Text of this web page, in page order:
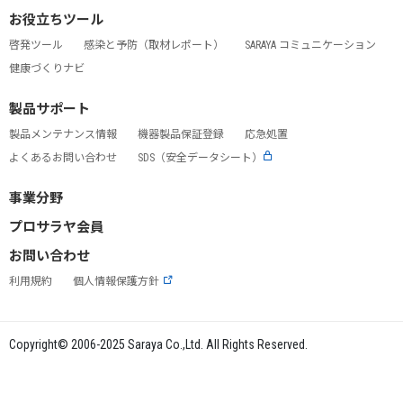
お役立ちツール
啓発ツール 感染と予防（取材レポート）
SARAYA コミュニケーション
健康づくりナビ
製品サポート
製品メンテナンス情報 機器製品保証登録
応急処置
よくあるお問い合わせ
SDS（安全データシート）
事業分野
プロサラヤ会員
お問い合わせ
利用規約 個人情報保護方針
Copyright© 2006-2025 Saraya Co.,Ltd. All Rights Reserved.